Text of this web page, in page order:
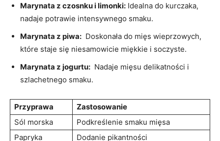
Marynata z czosnku i limonki: Idealna do kurczaka,
nadaje⁣ potrawie intensywnego smaku.
Marynata⁢ z piwa: ⁢ Doskonała do mięs wieprzowych,
które staje się niesamowicie miękkie i ⁤soczyste.
Marynata z jogurtu: ⁤ Nadaje mięsu delikatności i
szlachetnego smaku.
Przyprawa
Zastosowanie
Sól morska
Podkreślenie smaku ‌mięsa
Papryka
Dodanie pikantności